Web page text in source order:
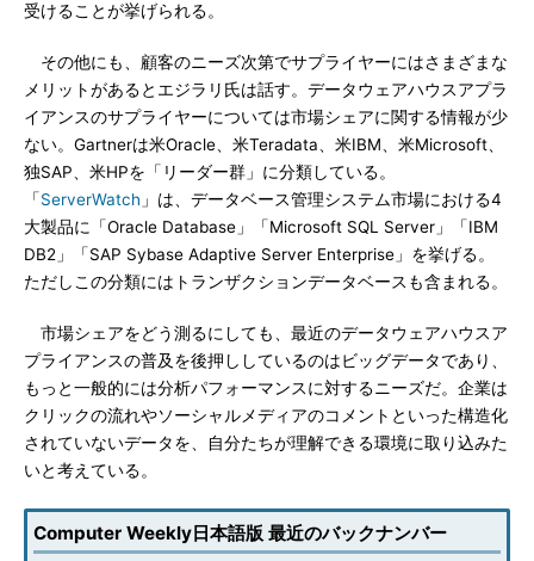
受けることが挙げられる。
その他にも、顧客のニーズ次第でサプライヤーにはさまざまな
メリットがあるとエジラリ氏は話す。データウェアハウスアプラ
イアンスのサプライヤーについては市場シェアに関する情報が少
ない。Gartnerは米Oracle、米Teradata、米IBM、米Microsoft、
独SAP、米HPを「リーダー群」に分類している。
「ServerWatch 」は、データベース管理システム市場における4
大製品に「Oracle Database」「Microsoft SQL Server」「IBM
DB2」「SAP Sybase Adaptive Server Enterprise」を挙げる。
ただしこの分類にはトランザクションデータベースも含まれる。
市場シェアをどう測るにしても、最近のデータウェアハウスア
プライアンスの普及を後押ししているのはビッグデータであり、
もっと一般的には分析パフォーマンスに対するニーズだ。企業は
クリックの流れやソーシャルメディアのコメントといった構造化
されていないデータを、自分たちが理解できる環境に取り込みた
いと考えている。
Computer Weekly日本語版 最近のバックナンバー